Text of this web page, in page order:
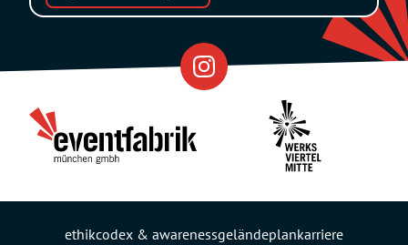
Partner
ethikcodex & awarenessgeländeplankarriere